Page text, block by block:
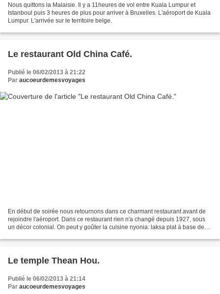
Nous quittons la Malaisie. Il y a 11heures de vol entre Kuala Lumpur et
Istanboul puis 3 heures de plus pour arriver à Bruxelles. L'aéroport de Kuala
Lumpur. L'arrivée sur le territoire belge.
Le restaurant Old China Café.
Publié le 06/02/2013 à 21:22
Par aucoeurdemesvoyages
En début de soirée nous retournons dans ce charmant restaurant avant de
rejoindre l'aéroport. Dans ce restaurant rien n'a changé depuis 1927, sous
un décor colonial. On peut y goûter la cuisine nyonia: laksa plat à base de
Le temple Thean Hou.
Publié le 06/02/2013 à 21:14
Par aucoeurdemesvoyages